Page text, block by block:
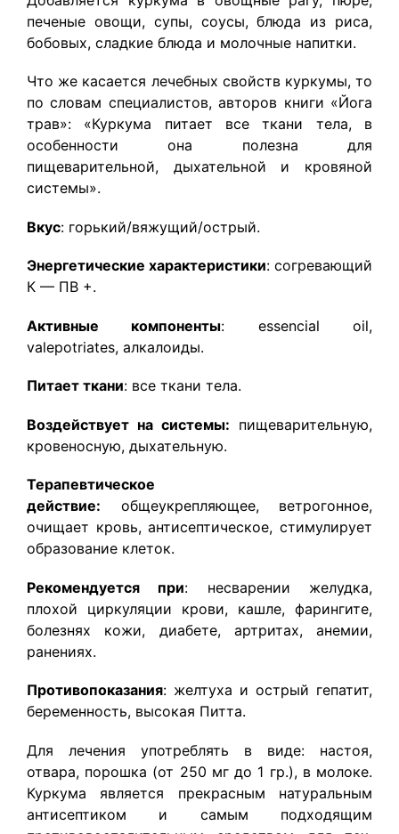
печеные овощи, супы, соусы, блюда из риса,
бобовых, сладкие блюда и молочные напитки.
Что же касается лечебных свойств куркумы, то
по словам специалистов, авторов книги «Йога
трав»: «Куркума питает все ткани тела, в
особенности она полезна для
пищеварительной, дыхательной и кровяной
системы».
Вкус: горький/вяжущий/острый.
Энергетические характеристики: согревающий
К — ПВ +.
Активные компоненты: essencial oil,
valepotriates, алкалоиды.
Питает ткани: все ткани тела.
Воздействует на системы: пищеварительную,
кровеносную, дыхательную.
Терапевтическое
действие: общеукрепляющее, ветрогонное,
очищает кровь, антисептическое, стимулирует
образование клеток.
Рекомендуется при: несварении желудка,
плохой циркуляции крови, кашле, фарингите,
болезнях кожи, диабете, артритах, анемии,
ранениях.
Противопоказания: желтуха и острый гепатит,
беременность, высокая Питта.
Для лечения употреблять в виде: настоя,
отвара, порошка (от 250 мг до 1 гр.), в молоке.
Куркума является прекрасным натуральным
антисептиком и самым подходящим